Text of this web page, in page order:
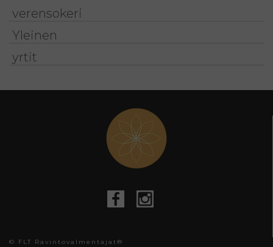
verensokeri
Yleinen
yrtit
© FLT Ravintovalmentajat®